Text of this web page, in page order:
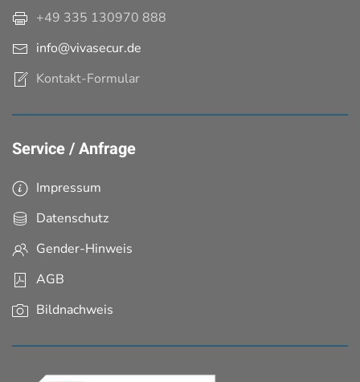
+49 335 130970 888
info@vivasecur.de
Kontakt-Formular
Service / Anfrage
Impressum
Datenschutz
Gender-Hinweis
AGB
Bildnachweis